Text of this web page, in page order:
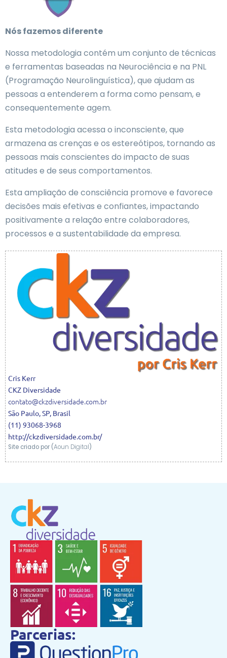
Nós fazemos diferente
Nossa metodologia contém um conjunto de técnicas
e ferramentas baseadas na Neurociência e na PNL
(Programação Neurolinguística), que ajudam as
pessoas a entenderem a forma como pensam, e
consequentemente agem.
Esta metodologia acessa o inconsciente, que
armazena as crenças e os estereótipos, tornando as
pessoas mais conscientes do impacto de suas
atitudes e de seus comportamentos.
Esta ampliação de consciência promove e favorece
decisões mais efetivas e confiantes, impactando
positivamente a relação entre colaboradores,
processos e a sustentabilidade da empresa.
Cris Kerr
CKZ Diversidade
contato@ckzdiversidade.com.br
São Paulo,SP, Brasil
(11) 93068-3968
http://ckzdiversidade.com.br/
Site criado por (Aoun Digital)
Parcerias: